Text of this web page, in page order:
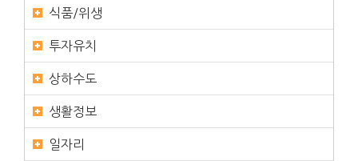
식품/위생
투자유치
상하수도
생활정보
일자리